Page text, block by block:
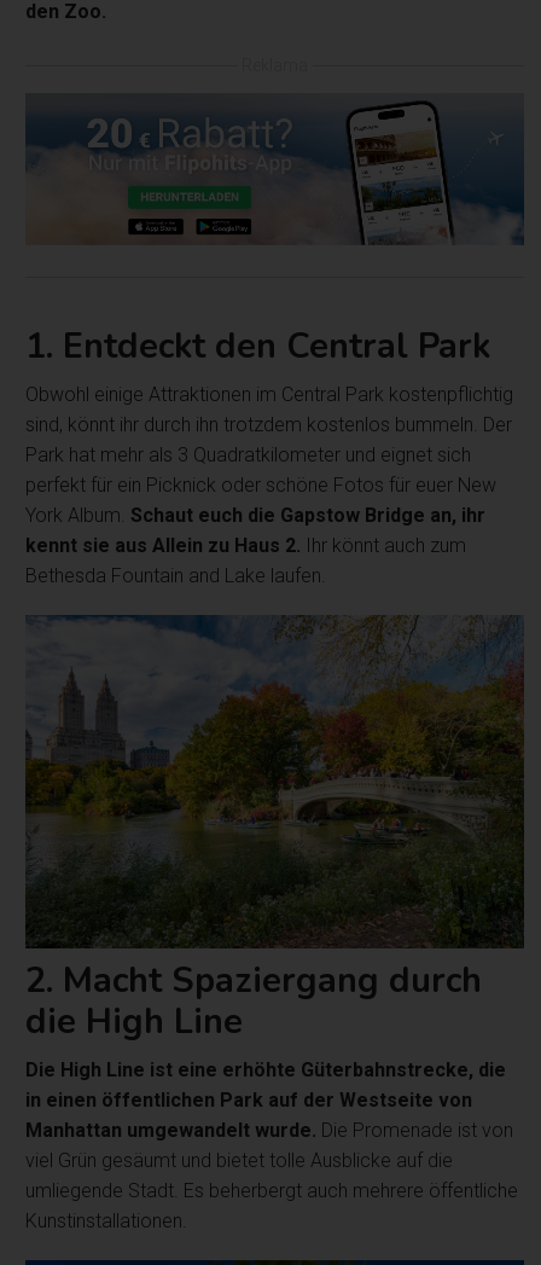
den Zoo.
1. Entdeckt den Central Park
Obwohl einige Attraktionen im Central Park kostenpflichtig
sind, könnt ihr durch ihn trotzdem kostenlos bummeln. Der
Park hat mehr als 3 Quadratkilometer und eignet sich
perfekt für ein Picknick oder schöne Fotos für euer New
York Album. Schaut euch die Gapstow Bridge an, ihr
kennt sie aus Allein zu Haus 2. Ihr könnt auch zum
Bethesda Fountain and Lake laufen.
2. Macht Spaziergang durch
die High Line
Die High Line ist eine erhöhte Güterbahnstrecke, die
in einen öffentlichen Park auf der Westseite von
Manhattan umgewandelt wurde. Die Promenade ist von
viel Grün gesäumt und bietet tolle Ausblicke auf die
umliegende Stadt. Es beherbergt auch mehrere öffentliche
Kunstinstallationen.